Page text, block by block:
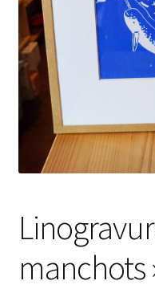
manchots